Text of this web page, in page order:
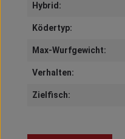
Hybrid:
Ködertyp:
Max-Wurfgewicht:
Verhalten:
Zielfisch: